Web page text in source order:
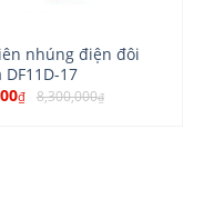
nhúng điện đôi
DF11D-17
₫ 8,300,000₫